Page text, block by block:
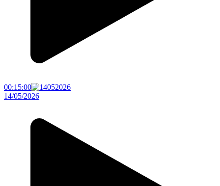
00:15:00
14/05/2026